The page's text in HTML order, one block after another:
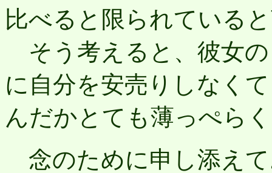
比べると限られている
そう考えると、彼女
に自分を安売りしなく
んだかとても薄っぺら
念のために申し添え